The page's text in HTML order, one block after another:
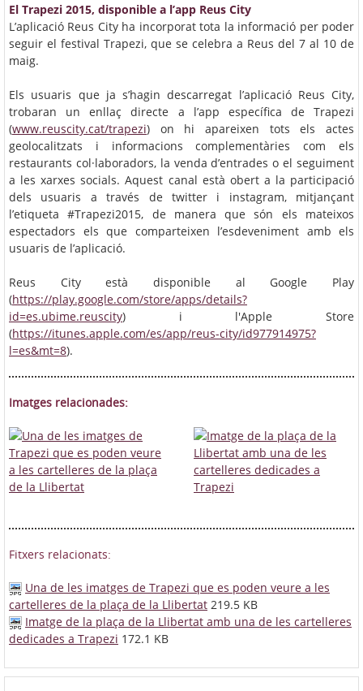
El Trapezi 2015, disponible a l’app Reus City
L’aplicació Reus City ha incorporat tota la informació per poder
seguir el festival Trapezi, que se celebra a Reus del 7 al 10 de
maig.
Els usuaris que ja s’hagin descarregat l’aplicació Reus City,
trobaran un enllaç directe a l’app específica de Trapezi
(www.reuscity.cat/trapezi) on hi apareixen tots els actes
geolocalitzats i informacions complementàries com els
restaurants col·laboradors, la venda d’entrades o el seguiment
a les xarxes socials. Aquest canal està obert a la participació
dels usuaris a través de twitter i instagram, mitjançant
l’etiqueta #Trapezi2015, de manera que són els mateixos
espectadors els que comparteixen l’esdeveniment amb els
usuaris de l’aplicació.
Reus City està disponible al Google Play
(https://play.google.com/store/apps/details?
id=es.ubime.reuscity) i l'Apple Store
(https://itunes.apple.com/es/app/reus-city/id977914975?
l=es&mt=8).
Imatges relacionades:
Fitxers relacionats:
Una de les imatges de Trapezi que es poden veure a les
cartelleres de la plaça de la Llibertat 219.5 KB
Imatge de la plaça de la Llibertat amb una de les cartelleres
dedicades a Trapezi 172.1 KB